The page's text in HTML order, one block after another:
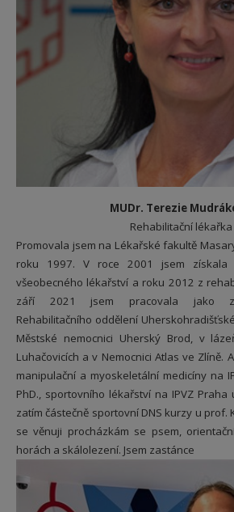
MUDr. Terezie
Rehabilitační lékařka
Promovala jsem na Lékařské fakultě
roku 1997. V roce 2001 jsem získala
všeobecného lékařství a roku 2012 z
září 2021 jsem pracovala jako
Rehabilitačního oddělení
Městské nemocnici Uherský Brod, v
Luhačovicích a v Nemocnici Atlas ve Zlíně.
manipulační a myoskeletální medicíny na
PhD., sportovního lékařství na IPVZ Praha
zatím částečně sportovní DNS kurzy u prof.
se věnuji procházkám se psem,
horách a skálolezení. Jsem zastánce